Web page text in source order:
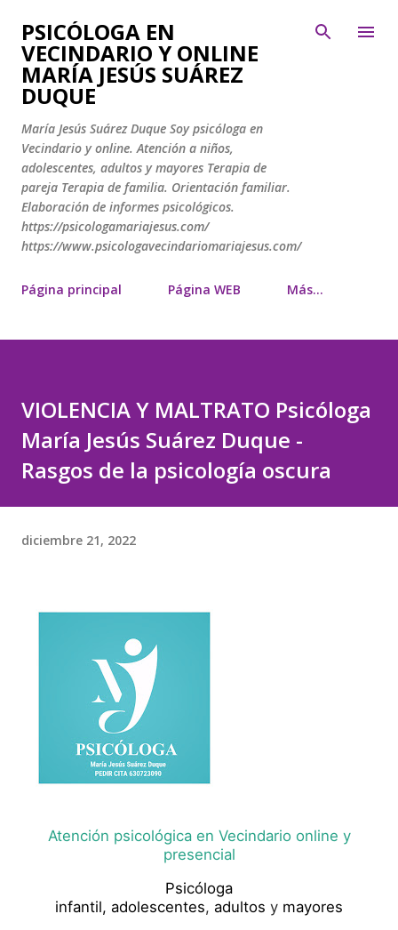
Ir al contenido principal
PSICÓLOGA EN
VECINDARIO Y ONLINE
MARÍA JESÚS SUÁREZ
DUQUE
María Jesús Suárez Duque Soy psicóloga en
Vecindario y online. Atención a niños,
adolescentes, adultos y mayores Terapia de
pareja Terapia de familia. Orientación familiar.
Elaboración de informes psicológicos.
https://psicologamariajesus.com/
https://www.psicologavecindariomariajesus.com/
Página principal Página WEB Más…
VIOLENCIA Y MALTRATO Psicóloga
María Jesús Suárez Duque -
Rasgos de la psicología oscura
diciembre 21, 2022
Atención psicológica en Vecindario online y
presencial
Psicóloga
infantil, adolescentes, adultos y mayores